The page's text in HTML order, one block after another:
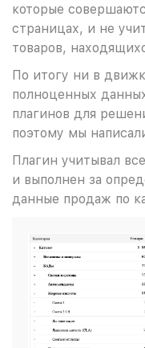
которые
страницах, и не
товаров,
По итогу ни в
полноценных
плагинов для
поэтому мы
Плагин учитывал
и выполнен за
данные продаж по